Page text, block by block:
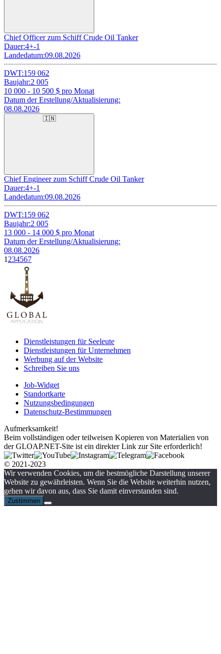
Chief Officer zum Schiff Crude Oil Tanker
Dauer:4+-1
Landedatum:09.08.2026
DWT:159 062
Baujahr:2 005
10 000 - 10 500 $ pro Monat
Datum der Erstellung/Aktualisierung:
08.08.2026
🇮🇳
Chief Engineer zum Schiff Crude Oil Tanker
Dauer:4+-1
Landedatum:09.08.2026
DWT:159 062
Baujahr:2 005
13 000 - 14 000 $ pro Monat
Datum der Erstellung/Aktualisierung:
08.08.2026
1 234567
Dienstleistungen für Seeleute
Dienstleistungen für Unternehmen
Werbung auf der Website
Schreiben Sie uns
Job-Widget
Standortkarte
Nutzungsbedingungen
Datenschutz-Bestimmungen
Aufmerksamkeit!
Beim vollständigen oder teilweisen Kopieren von Materialien von
der GLOAP.NET-Site ist ein direkter Link zur Site erforderlich!
© 2021-2023
Wir verwenden Cookies, um die bestmögliche Darstellung unserer
Website zu gewährleisten. Wenn Sie die Website weiterhin nutzen,
gehen wir davon aus, dass Sie damit einverstanden sind.
Zustimmen